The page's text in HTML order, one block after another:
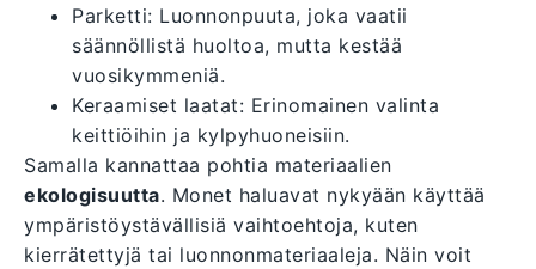
Parketti: Luonnonpuuta, joka vaatii
säännöllistä huoltoa, mutta kestää
vuosikymmeniä.
Keraamiset laatat: Erinomainen valinta
keittiöihin ja kylpyhuoneisiin.
Samalla kannattaa pohtia materiaalien
ekologisuutta. Monet haluavat nykyään käyttää
ympäristöystävällisiä vaihtoehtoja, kuten
kierrätettyjä tai luonnonmateriaaleja. Näin voit